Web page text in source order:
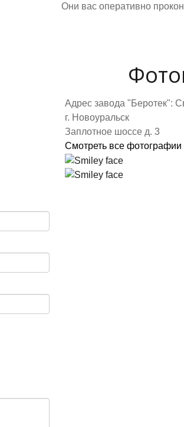
Они вас оперативно
Адрес завода "Беротек":
г. Новоуральск
Заплотное шоссе д. 3
Смотреть все фотографии